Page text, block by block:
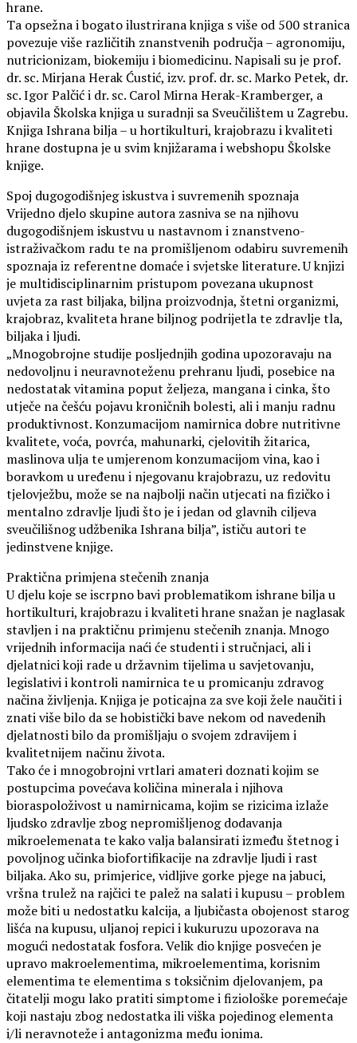
hrane.
Ta opsežna i bogato ilustrirana knjiga s više od 500 stranica
povezuje više različitih znanstvenih područja – agronomiju,
nutricionizam, biokemiju i biomedicinu. Napisali su je prof.
dr. sc. Mirjana Herak Ćustić, izv. prof. dr. sc. Marko Petek, dr.
sc. Igor Palčić i dr. sc. Carol Mirna Herak-Kramberger, a
objavila Školska knjiga u suradnji sa Sveučilištem u Zagrebu.
Knjiga Ishrana bilja – u hortikulturi, krajobrazu i kvaliteti
hrane dostupna je u svim knjižarama i webshopu Školske
knjige.
Spoj dugogodišnjeg iskustva i suvremenih spoznaja
Vrijedno djelo skupine autora zasniva se na njihovu
dugogodišnjem iskustvu u nastavnom i znanstveno-
istraživačkom radu te na promišljenom odabiru suvremenih
spoznaja iz referentne domaće i svjetske literature. U knjizi
je multidisciplinarnim pristupom povezana ukupnost
uvjeta za rast biljaka, biljna proizvodnja, štetni organizmi,
krajobraz, kvaliteta hrane biljnog podrijetla te zdravlje tla,
biljaka i ljudi.
„Mnogobrojne studije posljednjih godina upozoravaju na
nedovoljnu i neuravnoteženu prehranu ljudi, posebice na
nedostatak vitamina poput željeza, mangana i cinka, što
utječe na češću pojavu kroničnih bolesti, ali i manju radnu
produktivnost. Konzumacijom namirnica dobre nutritivne
kvalitete, voća, povrća, mahunarki, cjelovitih žitarica,
maslinova ulja te umjerenom konzumacijom vina, kao i
boravkom u uređenu i njegovanu krajobrazu, uz redovitu
tjelovježbu, može se na najbolji način utjecati na fizičko i
mentalno zdravlje ljudi što je i jedan od glavnih ciljeva
sveučilišnog udžbenika Ishrana bilja”, ističu autori te
jedinstvene knjige.
Praktična primjena stečenih znanja
U djelu koje se iscrpno bavi problematikom ishrane bilja u
hortikulturi, krajobrazu i kvaliteti hrane snažan je naglasak
stavljen i na praktičnu primjenu stečenih znanja. Mnogo
vrijednih informacija naći će studenti i stručnjaci, ali i
djelatnici koji rade u državnim tijelima u savjetovanju,
legislativi i kontroli namirnica te u promicanju zdravog
načina življenja. Knjiga je poticajna za sve koji žele naučiti i
znati više bilo da se hobistički bave nekom od navedenih
djelatnosti bilo da promišljaju o svojem zdravijem i
kvalitetnijem načinu života.
Tako će i mnogobrojni vrtlari amateri doznati kojim se
postupcima povećava količina minerala i njihova
bioraspoloživost u namirnicama, kojim se rizicima izlaže
ljudsko zdravlje zbog nepromišljenog dodavanja
mikroelemenata te kako valja balansirati između štetnog i
povoljnog učinka biofortifikacije na zdravlje ljudi i rast
biljaka. Ako su, primjerice, vidljive gorke pjege na jabuci,
vršna trulež na rajčici te palež na salati i kupusu – problem
može biti u nedostatku kalcija, a ljubičasta obojenost starog
lišća na kupusu, uljanoj repici i kukuruzu upozorava na
mogući nedostatak fosfora. Velik dio knjige posvećen je
upravo makroelementima, mikroelementima, korisnim
elementima te elementima s toksičnim djelovanjem, pa
čitatelji mogu lako pratiti simptome i fiziološke poremećaje
koji nastaju zbog nedostatka ili viška pojedinog elementa
i/li neravnoteže i antagonizma među ionima.